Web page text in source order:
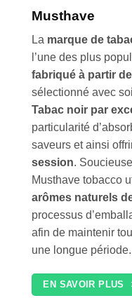
Musthave
La marque de
l’une des plus
fabriqué à partir
sélectionné avec
Tabac noir par
particularité
saveurs et ainsi
session.
Musthave tobacco
arômes naturels
processus
afin de maintenir
une longue période.
EN SAVOIR PLUS